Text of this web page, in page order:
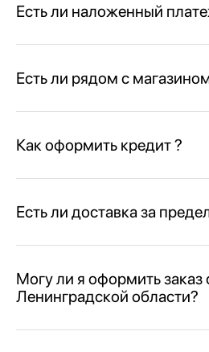
Есть ли наложенный
Есть ли рядом с
Как оформить кредит ?
Есть ли доставка за
Могу ли я оформить заказ
Ленинградской области?